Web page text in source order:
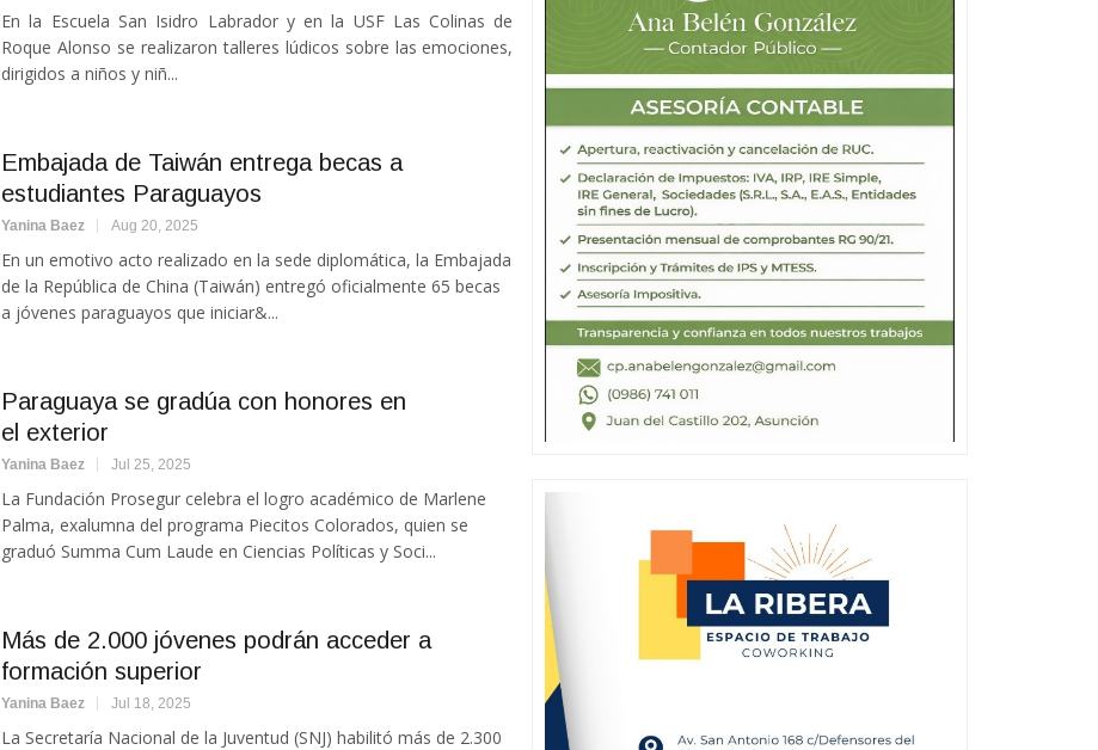
En la Escuela San Isidro Labrador y en la USF Las Colinas de
Roque Alonso se realizaron talleres lúdicos sobre las emociones,
dirigidos a niños y niñ...
Embajada de Taiwán entrega becas a
estudiantes Paraguayos
Yanina Baez Aug 20, 2025
En un emotivo acto realizado en la sede diplomática, la Embajada
de la República de China (Taiwán) entregó oficialmente 65 becas
a jóvenes paraguayos que iniciar&...
Paraguaya se gradúa con honores en
el exterior
Yanina Baez Jul 25, 2025
La Fundación Prosegur celebra el logro académico de Marlene
Palma, exalumna del programa Piecitos Colorados, quien se
graduó Summa Cum Laude en Ciencias Políticas y Soci...
Más de 2.000 jóvenes podrán acceder a
formación superior
Yanina Baez Jul 18, 2025
La Secretaría Nacional de la Juventud (SNJ) habilitó más de 2.300